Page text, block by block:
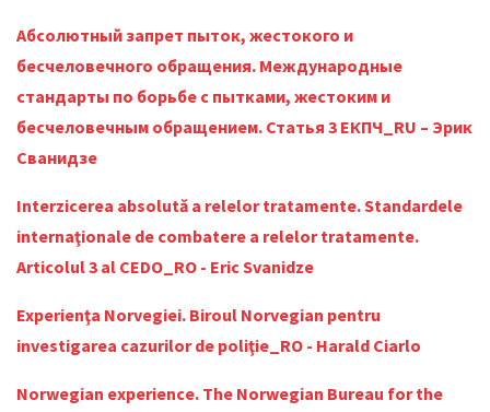
Абсолютный запрет пыток, жестокого и
бесчеловечного обращения. Международные
стандарты по борьбе с пытками, жестоким и
бесчеловечным обращением. Статья 3 ЕКПЧ_RU – Эрик
Сванидзе
Interzicerea absolută a relelor tratamente. Standardele
internaţionale de combatere a relelor tratamente.
Articolul 3 al CEDO_RO - Eric Svanidze
Experienţa Norvegiei. Biroul Norvegian pentru
investigarea cazurilor de poliţie_RO - Harald Ciarlo
Norwegian experience. The Norwegian Bureau for the